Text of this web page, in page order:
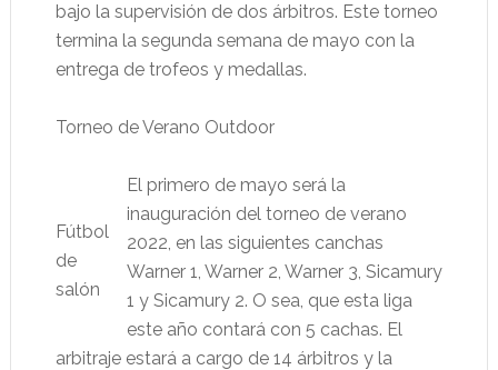
bajo la supervisión de dos árbitros. Este torneo
termina la segunda semana de mayo con la
entrega de trofeos y medallas.
Torneo de Verano Outdoor
Fútbol
de
salón
El primero de mayo será la
inauguración del torneo de verano
2022, en las siguientes canchas
Warner 1, Warner 2, Warner 3, Sicamury
1 y Sicamury 2. O sea, que esta liga
este año contará con 5 cachas. El
arbitraje estará a cargo de 14 árbitros y la